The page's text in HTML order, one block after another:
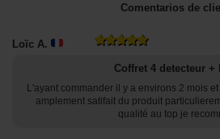
Comentarios de
Loïc A.
Coffret 4 detecteur +
L'ayant commander il y a environs 2 mois
amplement satifait du produit
qualité au top je